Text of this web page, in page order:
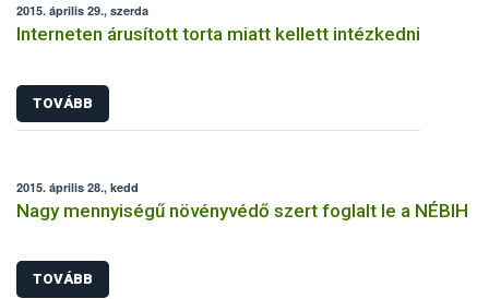
2015. április 29., szerda
Interneten árusított torta miatt kellett intézkedni
TOVÁBB
2015. április 28., kedd
Nagy mennyiségű növényvédő szert foglalt le a NÉBIH
TOVÁBB